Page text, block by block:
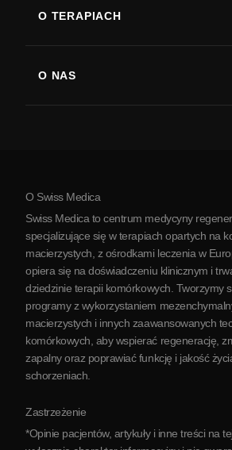
Choroba Parkinsona
Zapalenie stawów
O TERAPIACH
O NAS
O Serbii
Partnerstwo
Skontaktuj się z nami
O Swiss Medica
Swiss Medica to centrum medycyny
specjalizujące się w terapiach opartych na
macierzystych, z ośrodkami leczenia w
opiera się na doświadczeniu klinicznym i
dziedzinie terapii komórkowych. Tworzymy
programy z wykorzystaniem
macierzystych i innych zaawansowanych
komórkowych, aby wspierać regenerację,
zapalny oraz poprawiać funkcję i jakość
schorzeniach.
Zastrzeżenie
*Opinie pacjentów, artykuły i inne treści na